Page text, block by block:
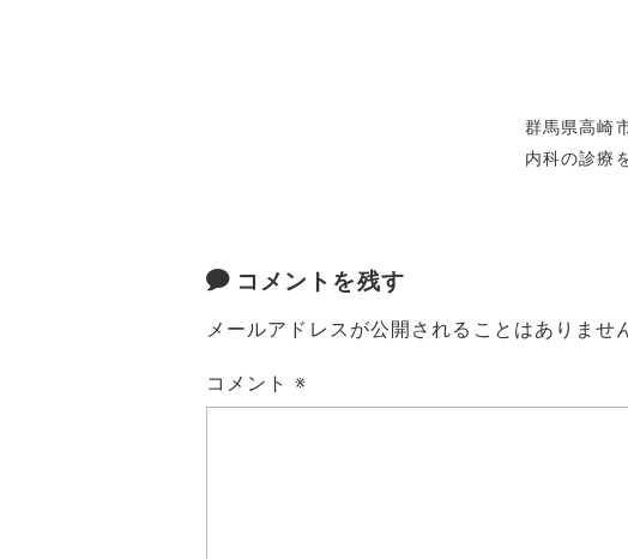
群馬県高崎
内科の診療
コメントを残す
メールアドレスが公開されることはありませ
コメント ※